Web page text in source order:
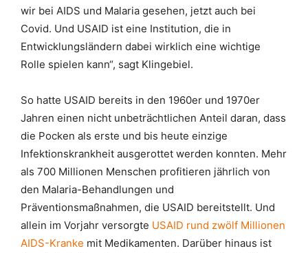
wir bei AIDS und Malaria gesehen, jetzt auch bei
Covid. Und USAID ist eine Institution, die in
Entwicklungsländern dabei wirklich eine wichtige
Rolle spielen kann“, sagt Klingebiel.
So hatte USAID bereits in den 1960er und 1970er
Jahren einen nicht unbeträchtlichen Anteil daran, dass
die Pocken als erste und bis heute einzige
Infektionskrankheit ausgerottet werden konnten. Mehr
als 700 Millionen Menschen profitieren jährlich von
den Malaria-Behandlungen und
Präventionsmaßnahmen, die USAID bereitstellt. Und
allein im Vorjahr versorgte USAID rund zwölf Millionen
AIDS-Kranke mit Medikamenten. Darüber hinaus ist